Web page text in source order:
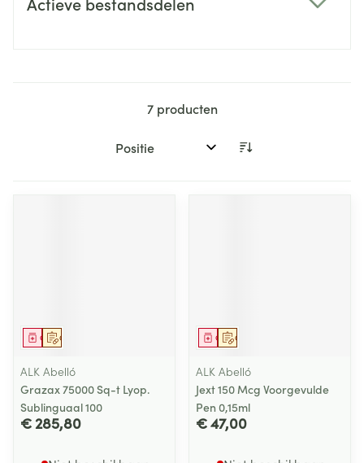
7producten
Sorteer op:
Op voorschrift
Geneesmiddel
ALK Abelló
Grazax 75000 Sq-t Lyop.
Sublinguaal 100
€ 285,80
Op voorschrift
Geneesmiddel
ALK Abelló
Jext 150 Mcg Voorgevulde
Pen 0,15ml
€ 47,00